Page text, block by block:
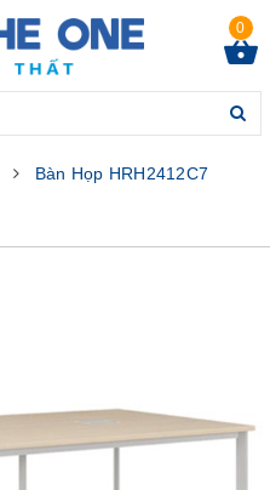
0
Bàn Họp HRH2412C7